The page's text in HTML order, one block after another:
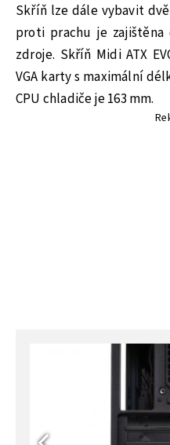
Skříň lze dále vybavit
proti prachu je
zdroje. Skříň Midi ATX
VGA karty s maximální
CPU chladiče je 163 mm.